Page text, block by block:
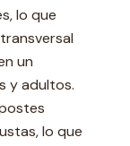
lo que
un
y adultos.
lo que